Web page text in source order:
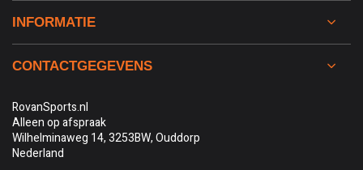
INFORMATIE
CONTACTGEGEVENS
RovanSports.nl
Alleen op afspraak
Wilhelminaweg 14, 3253BW, Ouddorp
Nederland